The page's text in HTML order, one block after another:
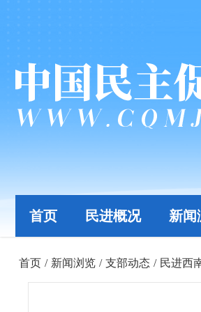
首页 民进概况 新闻
首页 / 新闻浏览 / 支部动态 / 民进西